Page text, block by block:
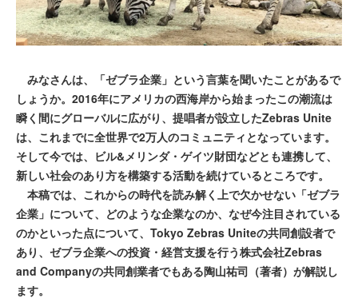
みなさんは、「ゼブラ企業」という言葉を聞いたことがあるで
しょうか。2016年にアメリカの西海岸から始まったこの潮流は
瞬く間にグローバルに広がり、提唱者が設立したZebras Unite
は、これまでに全世界で2万人のコミュニティとなっています。
そして今では、ビル&メリンダ・ゲイツ財団などとも連携して、
新しい社会のあり方を構築する活動を続けているところです。
本稿では、これからの時代を読み解く上で欠かせない「ゼブラ
企業」について、どのような企業なのか、なぜ今注目されている
のかといった点について、Tokyo Zebras Uniteの共同創設者で
あり、ゼブラ企業への投資・経営支援を行う株式会社Zebras
and Companyの共同創業者でもある陶山祐司（著者）が解説し
ます。